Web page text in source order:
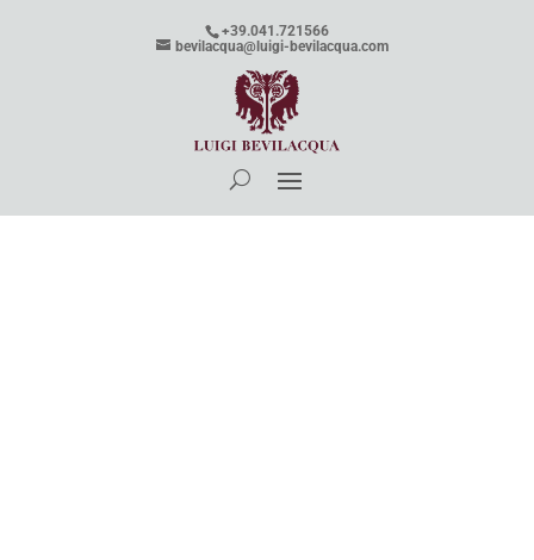
+39.041.721566
bevilacqua@luigi-bevilacqua.com